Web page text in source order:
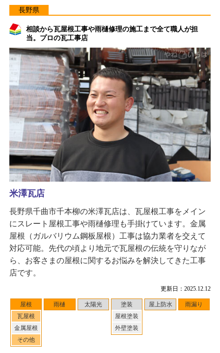
長野県
相談から瓦屋根工事や雨樋修理の施工まで全て職人が担
当。プロの瓦工事店
更新日：2025.12.12
屋根
瓦屋根
金属屋根
その他
雨樋 太陽光
塗装
屋根塗装
外壁塗装
屋上防水 雨漏り
米澤瓦店
長野県千曲市千本柳の米澤瓦店は、瓦屋根工事をメイン
にスレート屋根工事や雨樋修理も手掛けています。金属
屋根（ガルバリウム鋼板屋根）工事は協力業者を交えて
対応可能。先代の頃より地元で瓦屋根の伝統を守りなが
ら、お客さまの屋根に関するお悩みを解決してきた工事
店です。